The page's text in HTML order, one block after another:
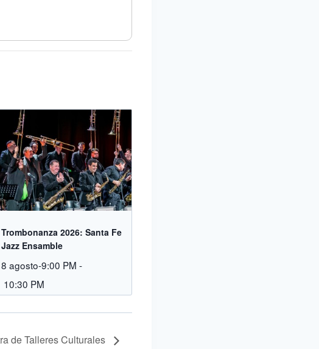
Trombonanza 2026: Santa Fe
Jazz Ensamble
8 agosto-9:00 PM -
10:30 PM
de Talleres Culturales